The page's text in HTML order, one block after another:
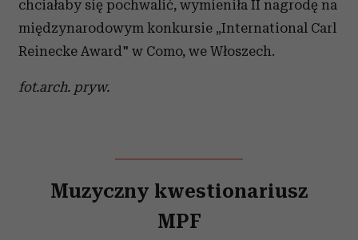
chciałaby się pochwalić, wymieniła II nagrodę na
międzynarodowym konkursie „International Carl
Reinecke Award" w Como, we Włoszech.
fot.arch. pryw.
Muzyczny kwestionariusz
MPF